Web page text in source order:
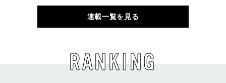
連載一覧を見る
RANKING